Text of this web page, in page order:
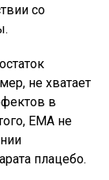
со
не хватает
в
ЕМА не
плацебо.